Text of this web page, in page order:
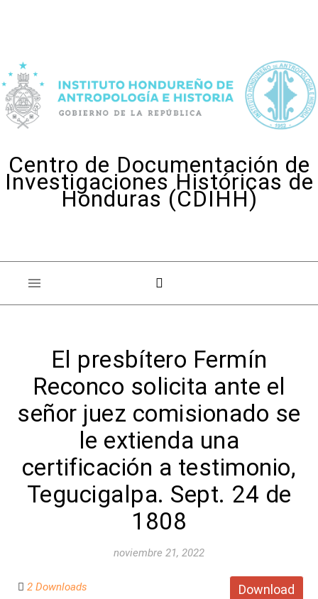
Centro de Documentación de
Investigaciones Históricas de
Honduras (CDIHH)
El presbítero Fermín
Reconco solicita ante el
señor juez comisionado se
le extienda una
certificación a testimonio,
Tegucigalpa. Sept. 24 de
1808
noviembre 21, 2022
Download
2 Downloads